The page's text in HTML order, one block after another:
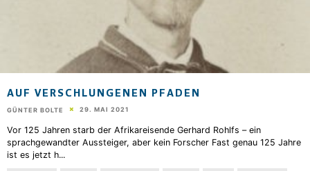
AUF VERSCHLUNGENEN PFADEN
GÜNTER BOLTE 29. MAI 2021
Vor 125 Jahren starb der Afrikareisende Gerhard Rohlfs – ein
sprachgewandter Aussteiger, aber kein Forscher Fast genau 125 Jahre
ist es jetzt h...